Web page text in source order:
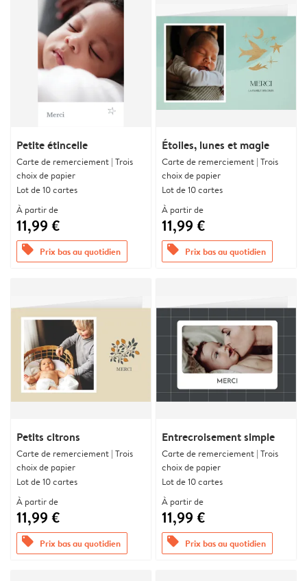
Petite étincelle
Carte de remerciement | Trois
choix de papier
Lot de 10 cartes
À partir de
11,99 €
offers Prix bas au quotidien
Étoiles, lunes et magie
Carte de remerciement | Trois
choix de papier
Lot de 10 cartes
À partir de
11,99 €
offers Prix bas au quotidien
Petits citrons
Carte de remerciement | Trois
choix de papier
Lot de 10 cartes
À partir de
11,99 €
offers Prix bas au quotidien
Entrecroisement simple
Carte de remerciement | Trois
choix de papier
Lot de 10 cartes
À partir de
11,99 €
offers Prix bas au quotidien